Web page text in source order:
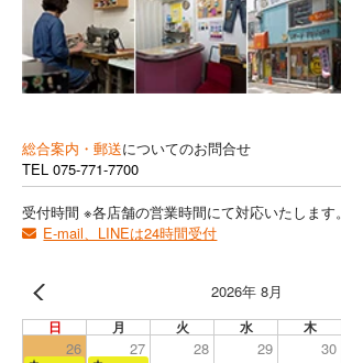
総合案内・郵送についてのお問合せ
TEL 075-771-7700
受付時間 ※各店舗の営業時間にて対応いたします。
E-mail、LINEは24時間受付
2026年 8月
日 月 火 水 木
26 27 28 29 30